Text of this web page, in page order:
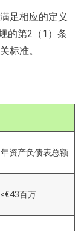
足相应的定义
的第2（1）条
标准。
年资产负债表总额
≤€43百万